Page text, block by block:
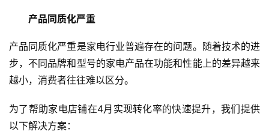
产品同质化严重
产品同质化严重是家电行业普遍存在的问题。随着技术的进
步，不同品牌和型号的家电产品在功能和性能上的差异越来
越小，消费者往往难以区分。
为了帮助家电店铺在4月实现转化率的快速提升，我们提供
以下解决方案：